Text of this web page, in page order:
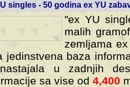
singles - 50 godina ex YU
"ex YU
malih
zemljama
jedinstvena baza
u zadnjih
sa vise od 4,400